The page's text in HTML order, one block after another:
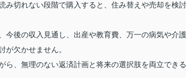
み切れない段階で購入すると、住み替えや売却を検討
今後の収入見通し、出産や教育費、万一の病気や介護
が欠かせません。
、無理のない返済計画と将来の選択肢を両立できる